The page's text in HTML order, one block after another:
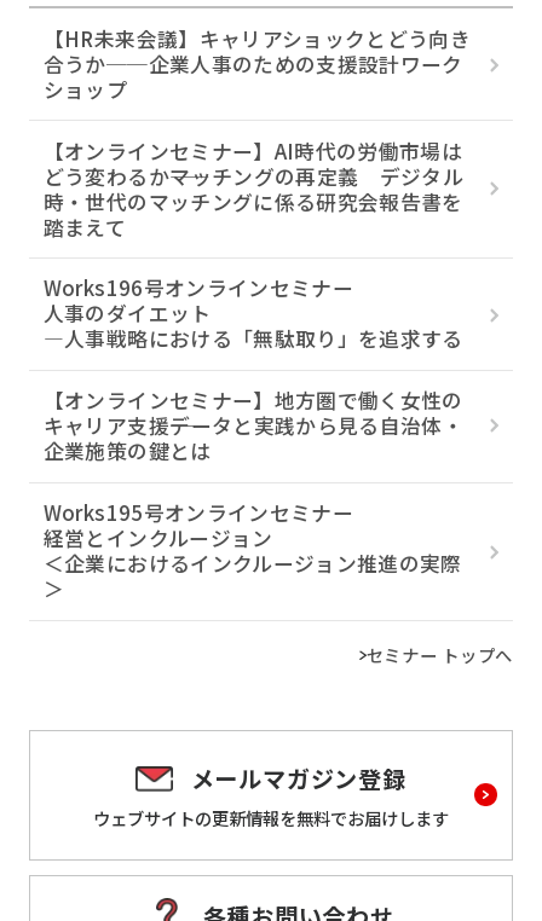
【HR未来会議】キャリアショックとどう向き
合うか──企業人事のための支援設計ワーク
ショップ
【オンラインセミナー】AI時代の労働市場は
どう変わるか――マッチングの再定義 デジタル
時・世代のマッチングに係る研究会報告書を
踏まえて
Works196号オンラインセミナー
人事のダイエット
―人事戦略における「無駄取り」を追求する
【オンラインセミナー】地方圏で働く女性の
キャリア支援――データと実践から見る自治体・
企業施策の鍵とは
Works195号オンラインセミナー
経営とインクルージョン
＜企業におけるインクルージョン推進の実際
＞
セミナー トップへ
メールマガジン登録
ウェブサイトの更新情報を無料でお届けします